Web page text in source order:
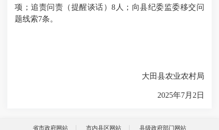
项；追责问责（提醒谈话）8人；向县纪委监委移交问
题线索7条。
大田县农业农村局
2025年7月2日
省市政府网站 市内县区网站 县级政府部门网站